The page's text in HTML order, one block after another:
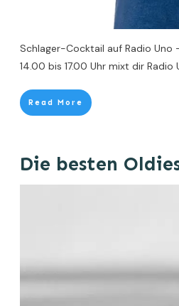
Schlager-Cocktail auf Radio Uno
14.00 bis 17.00 Uhr mixt dir
Read More
Die besten